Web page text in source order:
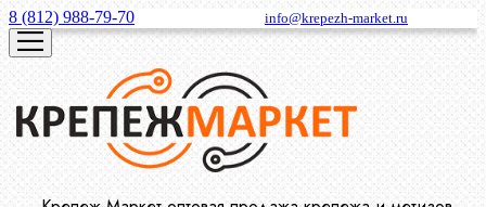
8 (812) 988-79-70 info@krepezh-market.ru